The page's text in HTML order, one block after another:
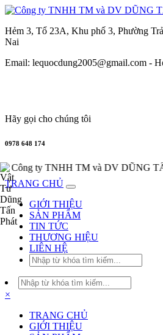
Hẻm 3, Tổ 23A, Khu phố 3, Phường
Nai
Email: lequocdung2005@gmail.com -
Hãy gọi cho chúng tôi
0978 648 174
và DV DŨNG TẤN PHÁT chuyên
TRANG CHỦ
GIỚI THIỆU
SẢN PHẨM
TIN TỨC
THƯƠNG HIỆU
LIÊN HỆ
×
TRANG CHỦ
GIỚI THIỆU